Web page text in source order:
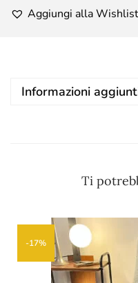
Aggiungi alla Wishlist
Informazioni
Ti
-17%